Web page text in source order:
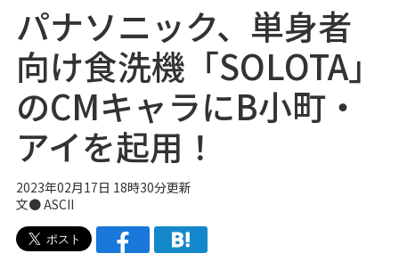
パナソニック、単身者
向け食洗機「SOLOTA」
のCMキャラにB小町・
アイを起用！
2023年02月17日 18時30分更新
文● ASCII